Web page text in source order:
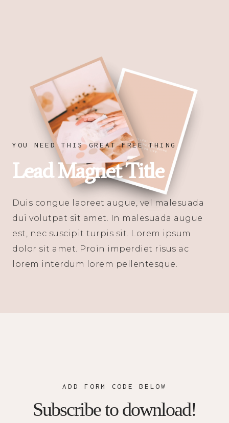
YOU NEED THIS GREAT FREE THING
Lead Magnet Title
Duis congue laoreet augue, vel malesuada
dui volutpat sit amet. In malesuada augue
est, nec suscipit turpis sit. Lorem ipsum
dolor sit amet. Proin imperdiet risus ac
lorem interdum lorem pellentesque.
ADD FORM CODE BELOW
Subscribe to download!